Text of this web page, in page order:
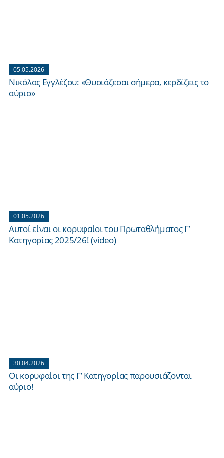
05.05.2026
Νικόλας Εγγλέζου: «Θυσιάζεσαι σήμερα, κερδίζεις το
αύριο»
01.05.2026
Αυτοί είναι οι κορυφαίοι του Πρωταθλήματος Γ’
Κατηγορίας 2025/26! (video)
30.04.2026
Οι κορυφαίοι της Γ’ Κατηγορίας παρουσιάζονται
αύριο!